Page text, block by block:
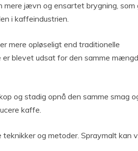
jævn og ensartet brygning, som
i kaffeindustrien.
mere opløseligt end traditionelle
blevet udsat for den samme
og stadig opnå den samme smag
kaffe.
og metoder. Spraymalt kan